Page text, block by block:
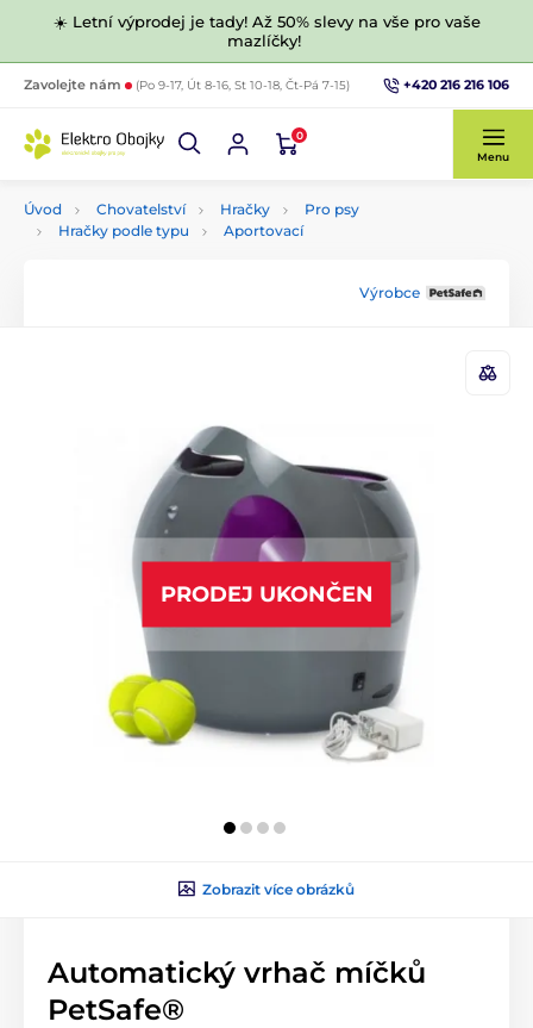
☀️ Letní výprodej je tady! Až 50% slevy na vše pro vaše
mazlíčky!
Zavolejte nám (Po 9-17, Út 8-16, St 10-18, Čt-Pá 7-15) +420 216 216 106
0
Menu
Úvod Chovatelství Hračky
Pro psy
Hračky podle typu
Aportovací
Výrobce
PRODEJ UKONČEN
Zobrazit více obrázků
Automatický vrhač míčků
PetSafe®